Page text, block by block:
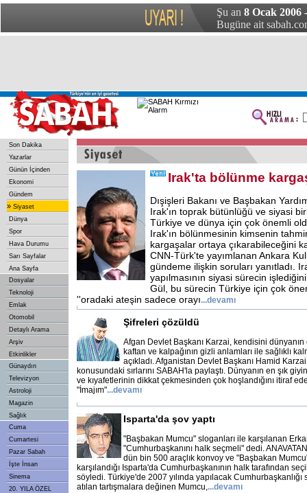
Şu an 8 Ocak 2006
Bugüne ait
Son Dakika
Yazarlar
Günün İçinden
Ekonomi
Gündem
» Siyaset
Dünya
Spor
Hava Durumu
Sarı Sayfalar
Ana Sayfa
Dosyalar
Teknoloji
Emlak
Otomobil
Detaylı Arama
Arşiv
Etkinlikler
Günaydın
Televizyon
Astroloji
Magazin
Sağlık
Cuma
Cumartesi
Pazar Sabah
İşte İnsan
Sinema
20. YILA ÖZEL
Irak'ta bölünme
Dışişleri Bakanı ve Başbakan
Irak'ın toprak bütünlüğü ve siyasi
Türkiye ve dünya için çok önemli
Irak'ın bölünmesinin kimsenin
kargaşalar ortaya çıkarabileceğini
CNN-Türk'te yayımlanan Ankara
gündeme ilişkin soruları yanıtladı.
yapılmasının siyasi sürecin
Gül, bu sürecin Türkiye için çok
''oradaki ateşin sadece orayı...devamı
Şifreleri çözüldü
Afgan Devlet Başkanı Karzai, kendisini dünyanın
kaftan ve kalpağının gizli anlamları ile sağlıklı
açıkladı. Afganistan Devlet Başkanı Hamid
konusundaki sırlarını SABAH'la paylaştı. Dünyanın en şık
ve kıyafetlerinin dikkat çekmesinden çok hoşlandığını itiraf
"İmajım"...devamı
Isparta'da şov yaptı
"Başbakan Mumcu" sloganları ile karşılanan
"Cumhurbaşkanını halk seçmeli" dedi.
dün bin 500 araçlık konvoy ve "Başbakan
karşılandığı Isparta'da Cumhurbaşkanının halk tarafından
söyledi. Türkiye'de 2007 yılında yapılacak
atılan tartışmalara değinen Mumcu,...devamı